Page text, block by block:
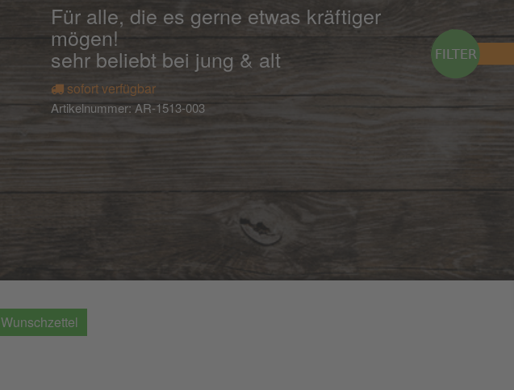
Für alle, die es gerne etwas kräftiger
mögen!
sehr beliebt bei jung & alt
sofort verfügbar
Artikelnummer:AR-1513-003
Wunschzettel